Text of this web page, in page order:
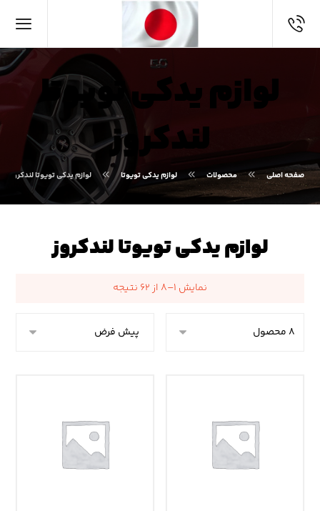
لوازم یدکی تویوتا
لندکروز
صفحه اصلی محصولات لوازم یدکی تویوتا لوازم یدکی تویوتا لندکروز
لوازم یدکی تویوتا لندکروز
نمایش ۱–۸ از ۶۲ نتیجه